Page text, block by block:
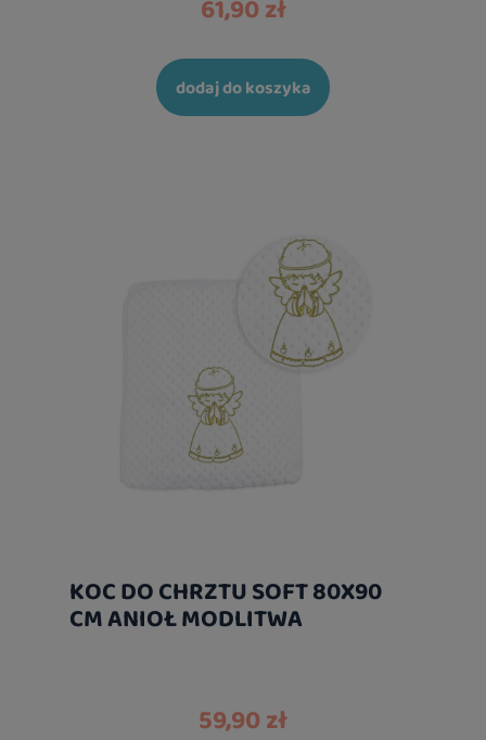
61,90 zł
dodaj do koszyka
KOC DO CHRZTU SOFT 80X90
CM ANIOŁ MODLITWA
59,90 zł